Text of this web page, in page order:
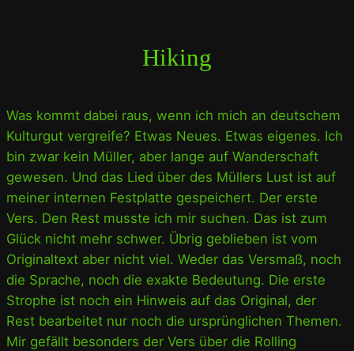
Hiking
Was kommt dabei raus, wenn ich mich an deutschem
Kulturgut vergreife? Etwas Neues. Etwas eigenes. Ich
bin zwar kein Müller, aber lange auf Wanderschaft
gewesen. Und das Lied über des Müllers Lust ist auf
meiner internen Festplatte gespeichert. Der erste
Vers. Den Rest musste ich mir suchen. Das ist zum
Glück nicht mehr schwer. Übrig geblieben ist vom
Originaltext aber nicht viel. Weder das Versmaß, noch
die Sprache, noch die exakte Bedeutung. Die erste
Strophe ist noch ein Hinweis auf das Original, der
Rest bearbeitet nur noch die ursprünglichen Themen.
Mir gefällt besonders der Vers über die Rolling